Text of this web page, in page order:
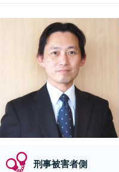
刑事被害者側